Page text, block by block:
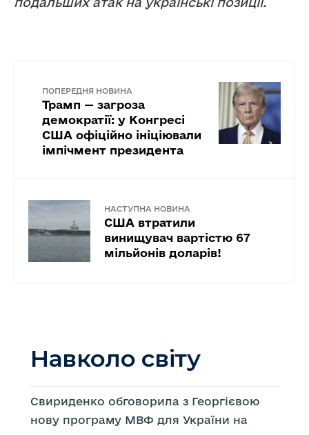
ПОПЕРЕДНЯ НОВИНА
Трамп — загроза
демократії: у Конгресі
США офіційно ініціювали
імпічмент президента
НАСТУПНА НОВИНА
США втратили
винищувач вартістю 67
мільйонів доларів!
Навколо світу
Свириденко обговорила з Георгієвою
нову програму МВФ для України на